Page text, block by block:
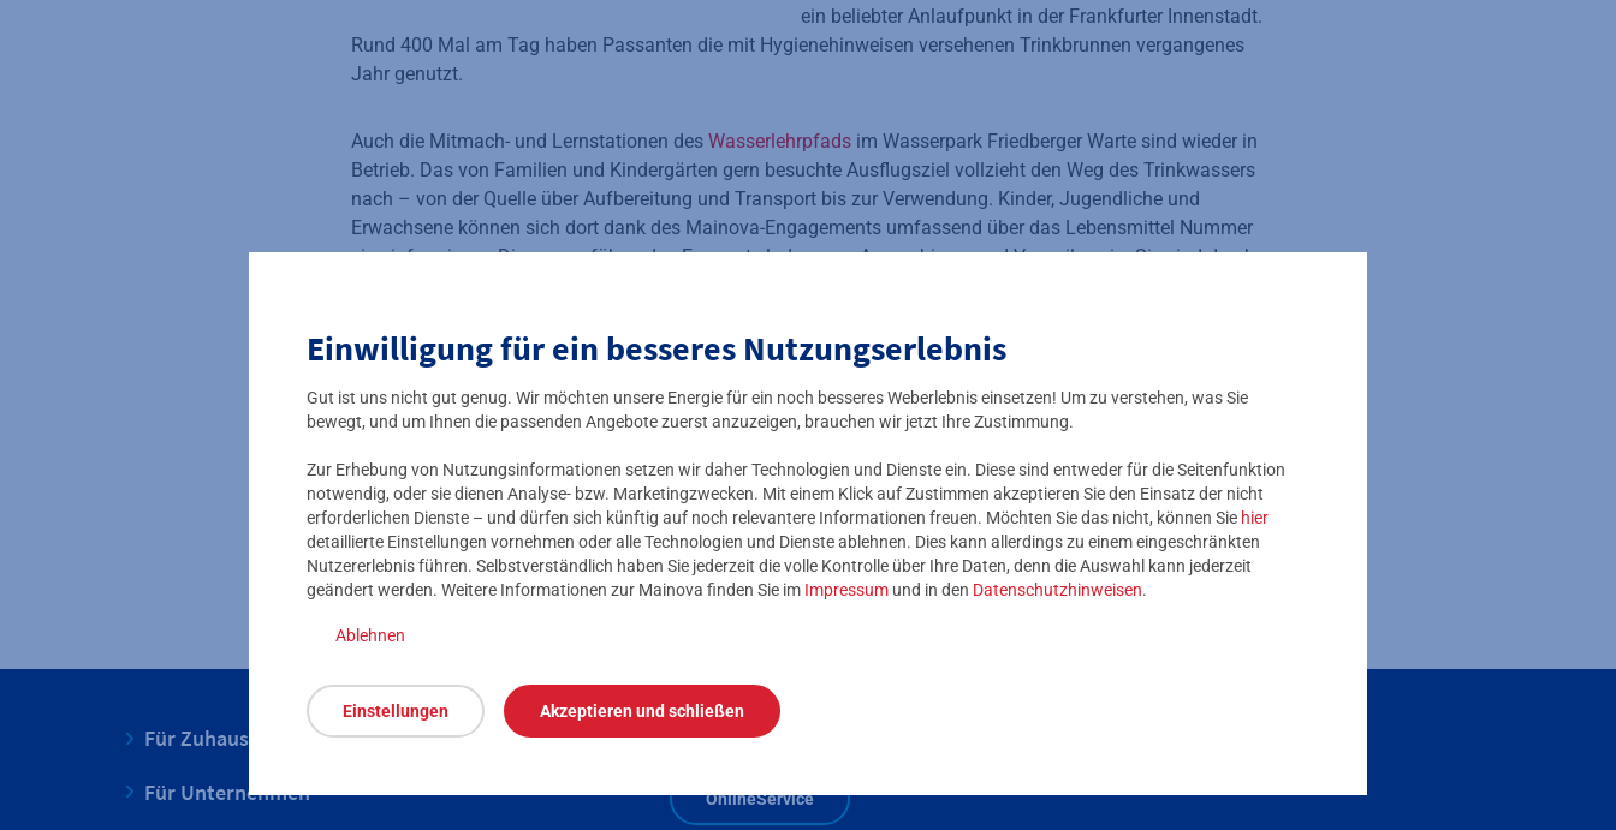
Einwilligung für ein besseres Nutzungserlebnis
Gut ist uns nicht gut genug. Wir möchten unsere Energie für ein noch besseres Weberlebnis einsetzen! Um zu verstehen, was Sie
bewegt, und um Ihnen die passenden Angebote zuerst anzuzeigen, brauchen wir jetzt Ihre Zustimmung.
Zur Erhebung von Nutzungsinformationen setzen wir daher Technologien und Dienste ein. Diese sind entweder für die Seitenfunktion
notwendig, oder sie dienen Analyse- bzw. Marketingzwecken. Mit einem Klick auf Zustimmen akzeptieren Sie den Einsatz der nicht
erforderlichen Dienste – und dürfen sich künftig auf noch relevantere Informationen freuen. Möchten Sie das nicht, können Sie hier
detaillierte Einstellungen vornehmen oder alle Technologien und Dienste ablehnen. Dies kann allerdings zu einem eingeschränkten
Nutzererlebnis führen. Selbstverständlich haben Sie jederzeit die volle Kontrolle über Ihre Daten, denn die Auswahl kann jederzeit
geändert werden. Weitere Informationen zur Mainova finden Sie im Impressum und in den Datenschutzhinweisen.
Ablehnen
Einstellungen Akzeptieren und schließen
ein beliebter Anlaufpunkt in der Frankfurter Innenstadt.
Rund 400 Mal am Tag haben Passanten die mit Hygienehinweisen versehenen Trinkbrunnen vergangenes
Jahr genutzt.
Auch die Mitmach- und Lernstationen des Wasserlehrpfads im Wasserpark Friedberger Warte sind wieder in
Betrieb. Das von Familien und Kindergärten gern besuchte Ausflugsziel vollzieht den Weg des Trinkwassers
nach – von der Quelle über Aufbereitung und Transport bis zur Verwendung. Kinder, Jugendliche und
Erwachsene können sich dort dank des Mainova-Engagements umfassend über das Lebensmittel Nummer
eins informieren. Die wasserführenden Exponate laden zum Ausprobieren und Verweilen ein. Sie sind durch
weiterführende Informationen. Der öffentliche Trinkbrunnen vor Ort spendet ebenfalls wieder Wasser.
Alle Nutzer unserer Trinkbrunnen werden aufgrund der besonderen Situation weiterhin gebeten, bei der
Nutzung die gängigen Hygieneregeln zu beachten. Dazu gehört die Bitte, den Taster nicht mit bloßen
Händen zu bedienen.
Pressemitteilung: Inbetriebnahme Trinkbrunnen
Für Zuhause
Für Unternehmen
Kundenservice
OnlineService